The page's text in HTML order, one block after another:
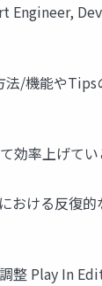
Engineer,
/機能やTips
効率上げてい
おける反復的
整 Play In